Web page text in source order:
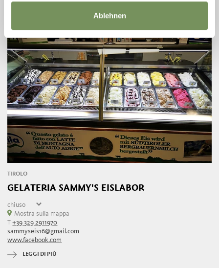
Ablehnen
giovedì
17:00 - 24:00
TIROLO
GELATERIA SAMMY'S EISLABOR
chiuso
lunedì
martedì
mercoledì
13:00 - 20:00
giovedì
venerdì
Mostra sulla mappa
T+39 329 2911970
sammyseis16@gmail.com
www.facebook.com
LEGGI DI PIÙ